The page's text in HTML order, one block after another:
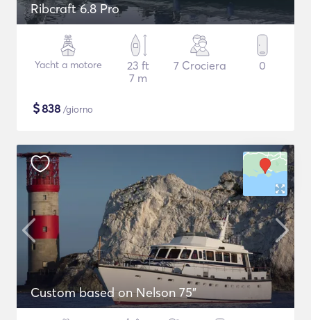
Ribcraft 6.8 Pro
Yacht a motore
23 ft
7 m
7 Crociera 0
$838 /giorno
Custom based on Nelson 75"